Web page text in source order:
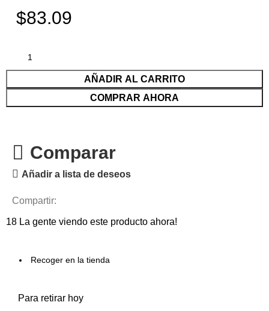
$83.09
AÑADIR AL CARRITO
COMPRAR AHORA
Comparar
Añadir a lista de deseos
Compartir:
18 La gente viendo este producto ahora!
Recoger en la tienda
Para retirar hoy